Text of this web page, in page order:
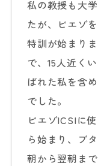
私の教授も大
たが、ピエゾ
特訓が始まり
で、15人近く
ばれた私を含
でした。
ピエゾICSIに
ら始まり、ブ
朝から翌朝ま